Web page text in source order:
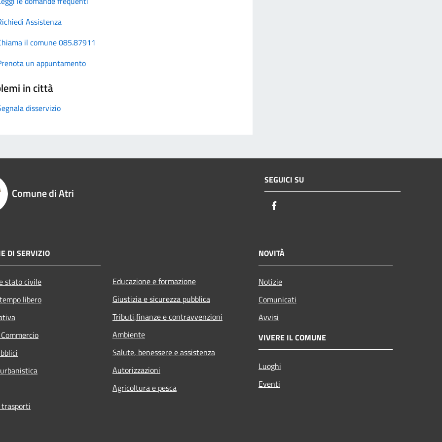
Assistenza
il comune 085.87911
un appuntamento
in città
disservizio
Comune di Atri
SEGUICI SU
DI SERVIZIO
stato civile
libero
Educazione e formazione
Giustizia e sicurezza pubblica
Tributi,finanze e contravvenzioni
Ambiente
Salute, benessere e assistenza
Autorizzazioni
Agricoltura e pesca
NOVITÀ
Notizie
Comunicati
Avvisi
VIVERE IL COMUNE
Luoghi
Eventi